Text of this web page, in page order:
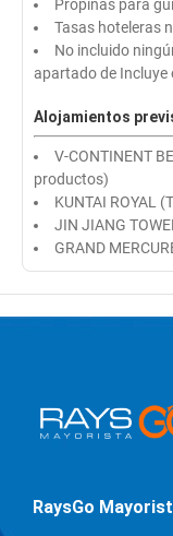
Propinas para
Tasas hoteleras
No incluido
apartado de Incluye
Alojamientos
V-CONTINENT
productos)
KUNTAI ROYAL
JIN JIANG
GRAND
RaysGo